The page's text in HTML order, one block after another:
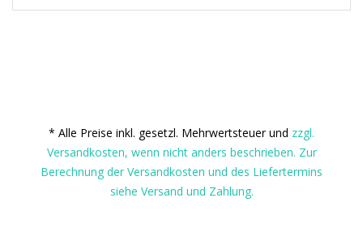
* Alle Preise inkl. gesetzl. Mehrwertsteuer und zzgl.
Versandkosten, wenn nicht anders beschrieben. Zur
Berechnung der Versandkosten und des Liefertermins
siehe Versand und Zahlung.